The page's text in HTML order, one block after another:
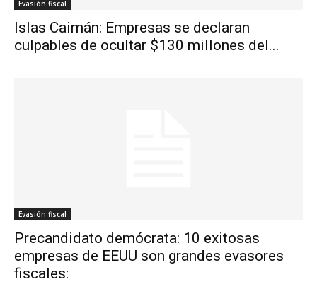
Evasión fiscal
Islas Caimán: Empresas se declaran
culpables de ocultar $130 millones del...
Evasión fiscal
Precandidato demócrata: 10 exitosas
empresas de EEUU son grandes evasores
fiscales: